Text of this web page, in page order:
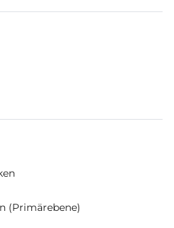
(Primärebene)